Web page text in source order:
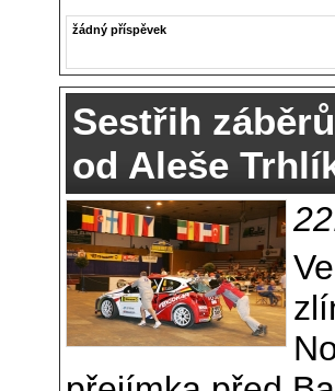
žádný příspěvek
Sestřih
od Aleše